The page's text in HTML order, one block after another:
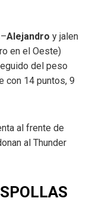
–Alejandro y jalen
en el Oeste)
del peso
con 14 puntos, 9
al frente de
al Thunder